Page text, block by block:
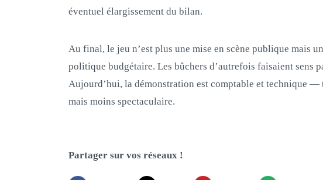
éventuel élargissement du bilan.
Au final, le jeu n’est plus une mise en scène publique mais
politique budgétaire. Les bûchers d’autrefois faisaient sens
Aujourd’hui, la démonstration est comptable et technique
mais moins spectaculaire.
Partager sur vos réseaux !